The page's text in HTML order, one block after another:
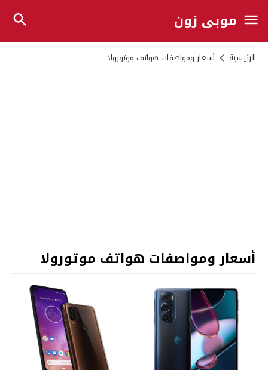
موبي زون
الرئيسية أسعار ومواصفات هواتف موتورولا
أسعار ومواصفات هواتف موتورولا